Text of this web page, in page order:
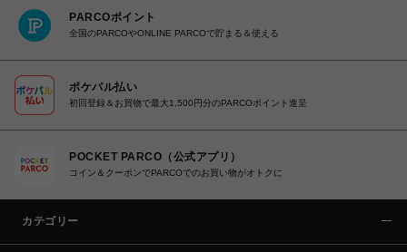
PARCOポイント
全国のPARCOやONLINE PARCOで貯まる＆使える
ポケパル払い
初回登録＆お買物で最大1,500円分のPARCOポイント進呈
POCKET PARCO（公式アプリ）
コイン＆クーポンでPARCOでのお買い物がオトクに
カテゴリー